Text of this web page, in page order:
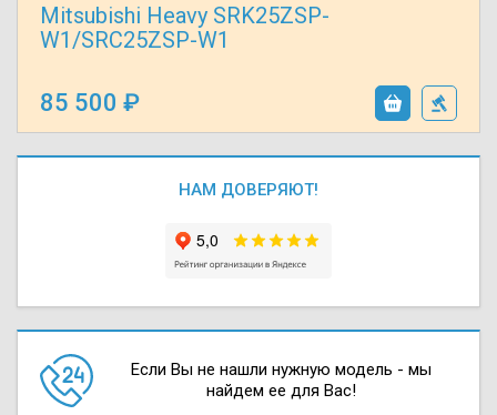
Mitsubishi Heavy SRK25ZSP-
W1/SRC25ZSP-W1
85 500
НАМ ДОВЕРЯЮТ!
Если Вы не нашли нужную модель - мы
найдем ее для Вас!